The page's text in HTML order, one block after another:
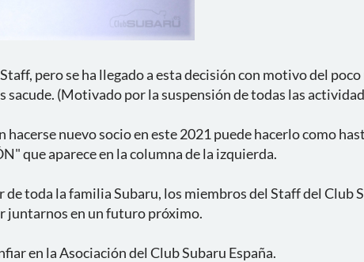
pero se ha llegado a esta decisión con motivo del
sacude. (Motivado por la suspensión de todas las
hacerse nuevo socio en este 2021 puede hacerlo como
que aparece en la columna de la izquierda.
toda la familia Subaru, los miembros del Staff del Club
juntarnos en un futuro próximo.
en la Asociación del Club Subaru España.